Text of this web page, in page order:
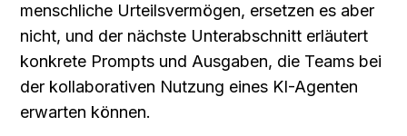
menschliche Urteilsvermögen, ersetzen es aber
nicht, und der nächste Unterabschnitt erläutert
konkrete Prompts und Ausgaben, die Teams bei
der kollaborativen Nutzung eines KI-Agenten
erwarten können.